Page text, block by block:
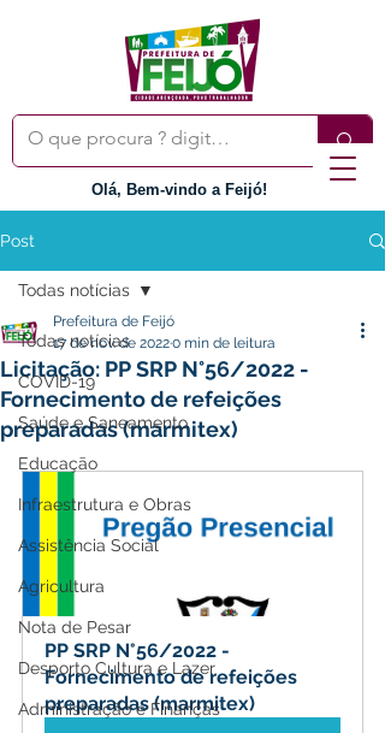
Olá, Bem-vindo a Feijó!
Post
Todas notícias
COVID-19
Saúde e Saneamento
Educação
Infraestrutura e Obras
Assistência Social
Agricultura
Nota de Pesar
Desporto Cultura e Lazer
Administração e Finanças
Todas notícias
Licitação: PP SRP N°56/2022 -
Fornecimento de refeições
preparadas (marmitex)
Prefeitura de Feijó
17 de nov. de 20220 min de leitura
PP SRP N°56/2022 -
Fornecimento de refeições
preparadas (marmitex)